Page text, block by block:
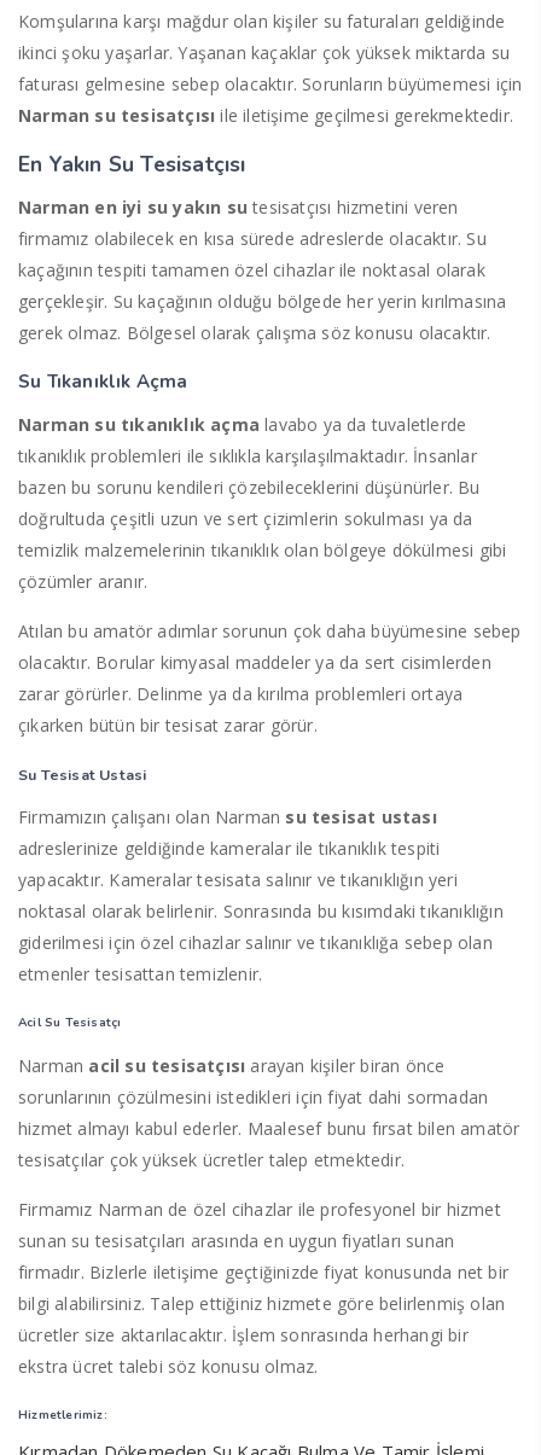
Komşularına karşı mağdur olan kişiler su faturaları geldiğinde
ikinci şoku yaşarlar. Yaşanan kaçaklar çok yüksek miktarda su
faturası gelmesine sebep olacaktır. Sorunların büyümemesi için
Narman su tesisatçısıile iletişime geçilmesi gerekmektedir.
En Yakın Su Tesisatçısı
Narman en iyi su yakın sutesisatçısı hizmetini veren
firmamız olabilecek en kısa sürede adreslerde olacaktır. Su
kaçağının tespiti tamamen özel cihazlar ile noktasal olarak
gerçekleşir. Su kaçağının olduğu bölgede her yerin kırılmasına
gerek olmaz. Bölgesel olarak çalışma söz konusu olacaktır.
Su Tıkanıklık Açma
Narman su tıkanıklık açmalavabo ya da tuvaletlerde
tıkanıklık problemleri ile sıklıkla karşılaşılmaktadır. İnsanlar
bazen bu sorunu kendileri çözebileceklerini düşünürler. Bu
doğrultuda çeşitli uzun ve sert çizimlerin sokulması ya da
temizlik malzemelerinin tıkanıklık olan bölgeye dökülmesi gibi
çözümler aranır.
Atılan bu amatör adımlar sorunun çok daha büyümesine sebep
olacaktır. Borular kimyasal maddeler ya da sert cisimlerden
zarar görürler. Delinme ya da kırılma problemleri ortaya
çıkarken bütün bir tesisat zarar görür.
Su Tesisat Ustasi
Firmamızın çalışanı olan Narman su tesisat ustası
adreslerinize geldiğinde kameralar ile tıkanıklık tespiti
yapacaktır. Kameralar tesisata salınır ve tıkanıklığın yeri
noktasal olarak belirlenir. Sonrasında bu kısımdaki tıkanıklığın
giderilmesi için özel cihazlar salınır ve tıkanıklığa sebep olan
etmenler tesisattan temizlenir.
Acil Su Tesisatçı
Narman acil su tesisatçısı arayan kişiler biran önce
sorunlarının çözülmesini istedikleri için fiyat dahi sormadan
hizmet almayı kabul ederler. Maalesef bunu fırsat bilen amatör
tesisatçılar çok yüksek ücretler talep etmektedir.
Firmamız Narman de özel cihazlar ile profesyonel bir hizmet
sunan su tesisatçıları arasında en uygun fiyatları sunan
firmadır. Bizlerle iletişime geçtiğinizde fiyat konusunda net bir
bilgi alabilirsiniz. Talep ettiğiniz hizmete göre belirlenmiş olan
ücretler size aktarılacaktır. İşlem sonrasında herhangi bir
ekstra ücret talebi söz konusu olmaz.
Hizmetlerimiz: